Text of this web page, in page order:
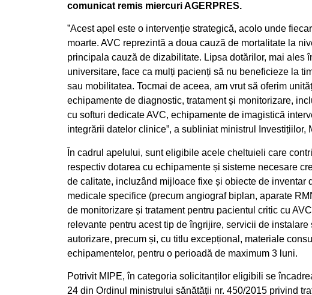
comunicat remis miercuri AGERPRES.
”Acest apel este o intervenție strategică, acolo unde
moarte. AVC reprezintă a doua cauză de mortalitate la
principala cauză de dizabilitate. Lipsa dotărilor, mai ales
universitare, face ca mulți pacienți să nu beneficieze la
sau mobilitatea. Tocmai de aceea, am vrut să oferim
echipamente de diagnostic, tratament și monitorizare,
cu softuri dedicate AVC, echipamente de imagistică
integrării datelor clinice”, a subliniat ministrul Investițiilor,
În cadrul apelului, sunt eligibile acele cheltuieli care
respectiv dotarea cu echipamente și sisteme necesare
de calitate, incluzând mijloace fixe și obiecte de inventar
medicale specifice (precum angiograf biplan, aparate
de monitorizare și tratament pentru pacientul critic cu
relevante pentru acest tip de îngrijire, servicii de
autorizare, precum și, cu titlu excepțional, materiale
echipamentelor, pentru o perioadă de maximum 3 luni.
Potrivit MIPE, în categoria solicitanților eligibili se
24 din Ordinul ministrului sănătății nr. 450/2015 privind